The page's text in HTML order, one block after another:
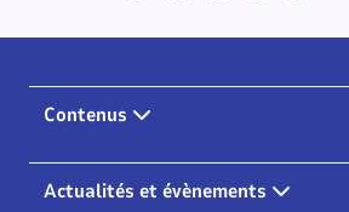
Contenus
Actualités et évènements